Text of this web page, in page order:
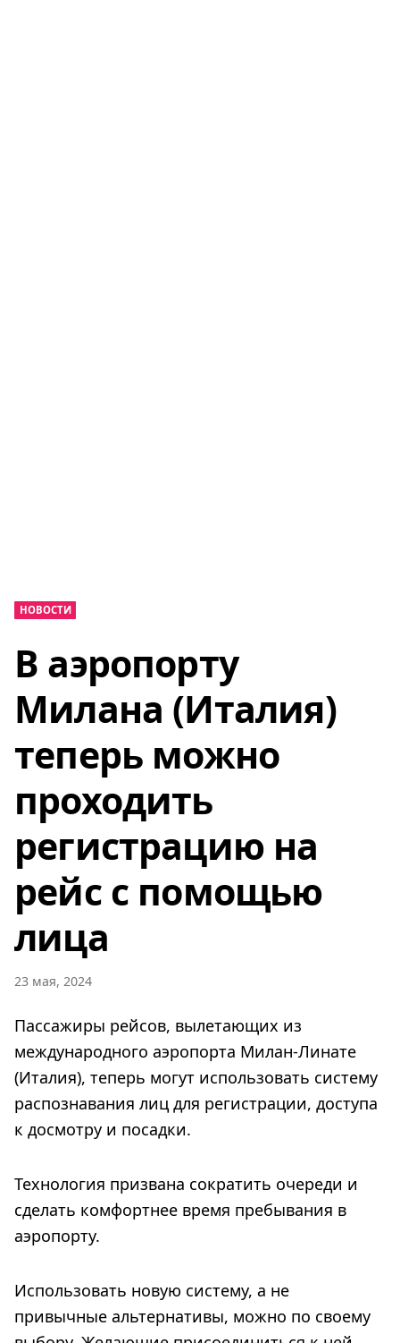
НОВОСТИ
В аэропорту
Милана (Италия)
теперь можно
проходить
регистрацию на
рейс с помощью
лица
23 мая, 2024
Пассажиры рейсов, вылетающих из
международного аэропорта Милан-Линате
(Италия), теперь могут использовать систему
распознавания лиц для регистрации, доступа
к досмотру и посадки.
Технология призвана сократить очереди и
сделать комфортнее время пребывания в
аэропорту.
Использовать новую систему, а не
привычные альтернативы, можно по своему